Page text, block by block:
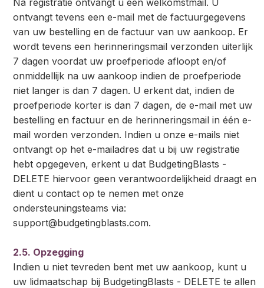
Na registratie ontvangt u een welkomstmail. U
ontvangt tevens een e-mail met de factuurgegevens
van uw bestelling en de factuur van uw aankoop. Er
wordt tevens een herinneringsmail verzonden uiterlijk
7 dagen voordat uw proefperiode afloopt en/of
onmiddellijk na uw aankoop indien de proefperiode
niet langer is dan 7 dagen. U erkent dat, indien de
proefperiode korter is dan 7 dagen, de e-mail met uw
bestelling en factuur en de herinneringsmail in één e-
mail worden verzonden. Indien u onze e-mails niet
ontvangt op het e-mailadres dat u bij uw registratie
hebt opgegeven, erkent u dat BudgetingBlasts -
DELETE hiervoor geen verantwoordelijkheid draagt en
dient u contact op te nemen met onze
ondersteuningsteams via:
support@budgetingblasts.com.
2.5. Opzegging
Indien u niet tevreden bent met uw aankoop, kunt u
uw lidmaatschap bij BudgetingBlasts - DELETE te allen